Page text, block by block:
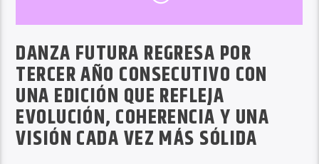
DANZA FUTURA REGRESA POR
TERCER AÑO CONSECUTIVO CON
UNA EDICIÓN QUE REFLEJA
EVOLUCIÓN, COHERENCIA Y UNA
VISIÓN CADA VEZ MÁS SÓLIDA